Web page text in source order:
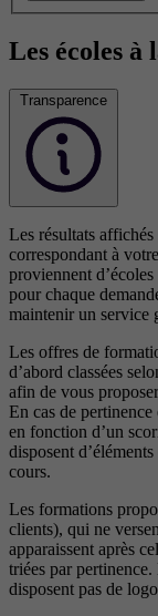
Les écoles à
Transparence
Les résultats
correspondant à
proviennent
pour chaque
maintenir un service
Les offres de
d’abord classées
afin de vous
En cas de
en fonction d’un
disposent
cours.
Les formations
clients), qui ne
apparaissent après
triées par
disposent pas de